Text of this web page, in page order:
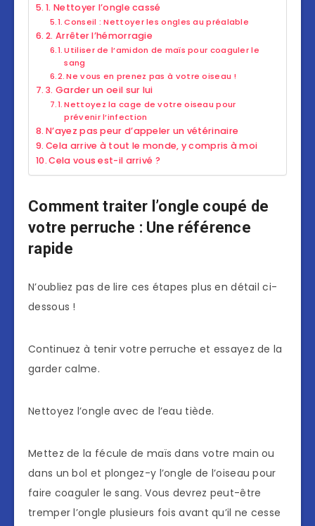
1. Nettoyer l’ongle cassé
Conseil : Nettoyer les ongles au préalable
2. Arrêter l’hémorragie
Utiliser de l’amidon de maïs pour coaguler le
sang
Ne vous en prenez pas à votre oiseau !
3. Garder un oeil sur lui
Nettoyez la cage de votre oiseau pour
prévenir l’infection
N’ayez pas peur d’appeler un vétérinaire
Cela arrive à tout le monde, y compris à moi
Cela vous est-il arrivé ?
Comment traiter l’ongle coupé de
votre perruche : Une référence
rapide
N’oubliez pas de lire ces étapes plus en détail ci-
dessous !
Continuez à tenir votre perruche et essayez de la
garder calme.
Nettoyez l’ongle avec de l’eau tiède.
Mettez de la fécule de maïs dans votre main ou
dans un bol et plongez-y l’ongle de l’oiseau pour
faire coaguler le sang. Vous devrez peut-être
tremper l’ongle plusieurs fois avant qu’il ne cesse